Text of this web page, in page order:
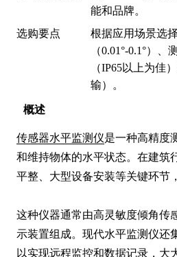
概述
传感器水平监测仪是一种高精度
和维持物体的水平状态。在建筑
平整、大型设备安装等关键环节
这种仪器通常由高灵敏度倾角传
示装置组成。现代水平监测仪还
以实现远程监控和数据记录，大
能和品牌。
选购要点
根据应用场景选
（0.01°-0.1°）
（IP65以上为佳
输）。